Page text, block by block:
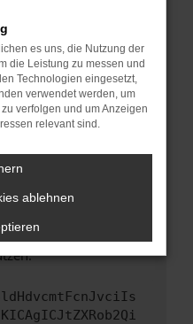
neuesten Stand
nicht nur ein
kann auch dazu
Funktionen nicht mehr
Schritte versucht
Wir werden
um uns bei der
es uns, die Nutzung der
die Leistung zu messen und
Technologien eingesetzt,
verwendet werden, um
verfolgen und um Anzeigen
relevant sind.
ablehnen